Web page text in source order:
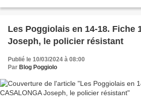
Les Poggiolais en 14-18. Fiche
Joseph, le policier résistant
Publié le 10/03/2024 à 08:00
Par Blog Poggiolo